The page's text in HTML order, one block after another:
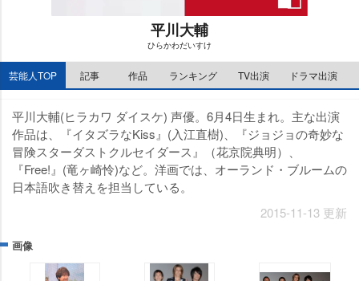
M
u
t
平川大輔
ひらかわだいすけ
芸能人TOP 記事 作品 ランキング TV出演 ドラマ出演
平川大輔(ヒラカワ ダイスケ) 声優。6月4日生まれ。主な出演
作品は、『イタズラなKiss』(入江直樹)、『ジョジョの奇妙な
冒険スターダストクルセイダース』（花京院典明）、
『Free!』(竜ヶ崎怜)など。洋画では、オーランド・ブルームの
日本語吹き替えを担当している。
2015-11-13 更新
画像